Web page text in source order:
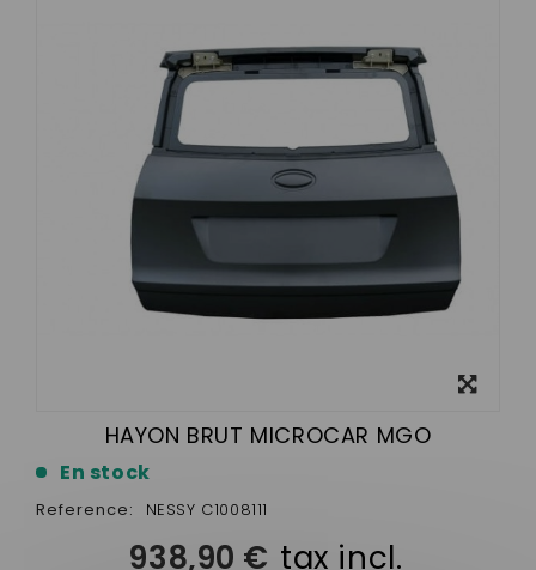
HAYON BRUT MICROCAR MGO
En stock
Reference: NESSY C1008111
938,90 € tax incl.